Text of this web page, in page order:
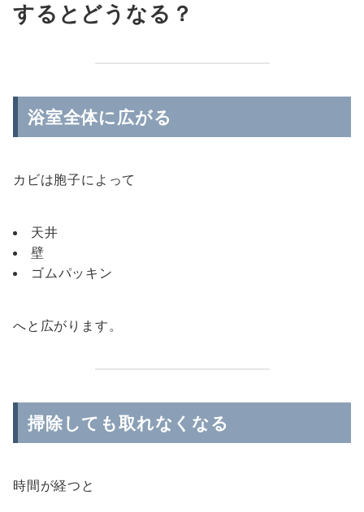
するとどうなる？
浴室全体に広がる
カビは胞子によって
天井
壁
ゴムパッキン
へと広がります。
掃除しても取れなくなる
時間が経つと